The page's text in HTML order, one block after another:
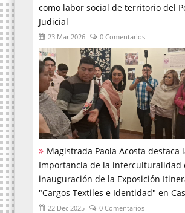
como labor social de territorio del
Judicial
23 Mar 2026 0 Comentarios
Magistrada Paola Acosta destaca
Importancia de la interculturalidad
inauguración de la Exposición
"Cargos Textiles e Identidad" en
22 Dec 2025 0 Comentarios